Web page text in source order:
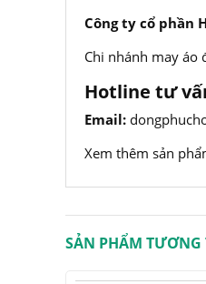
Công ty cổ phần
Chi nhánh may áo
Hotline tư
Email:
Xem thêm sản
SẢN PHẨM TƯƠNG